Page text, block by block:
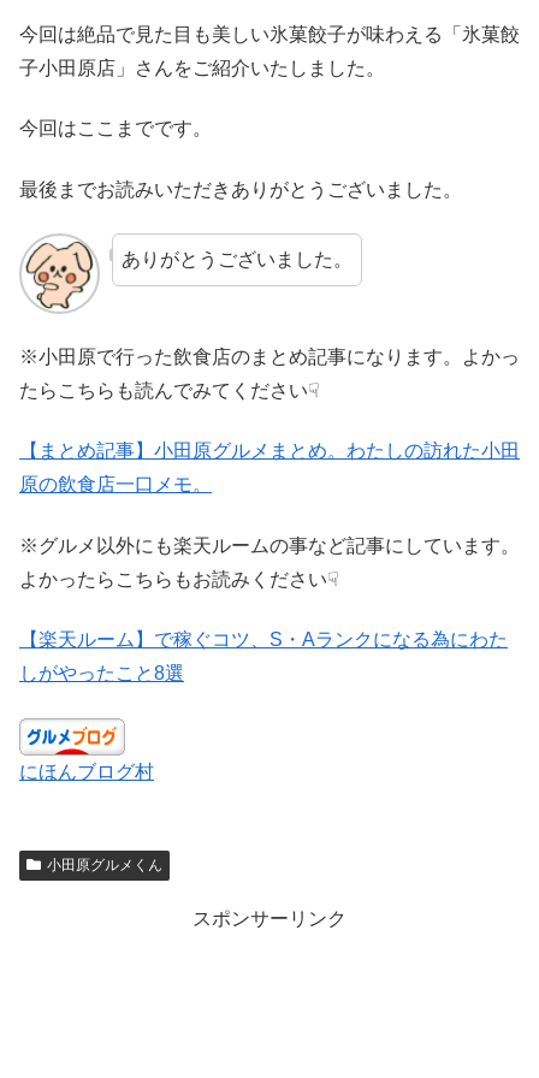
今回は絶品で見た目も美しい氷菓餃子が味わえる「氷菓餃
子小田原店」さんをご紹介いたしました。
今回はここまでです。
最後までお読みいただきありがとうございました。
ありがとうございました。
※小田原で行った飲食店のまとめ記事になります。よかっ
たらこちらも読んでみてください☟
【まとめ記事】小田原グルメまとめ。わたしの訪れた小田
原の飲食店一口メモ。
※グルメ以外にも楽天ルームの事など記事にしています。
よかったらこちらもお読みください☟
【楽天ルーム】で稼ぐコツ、S・Aランクになる為にわた
しがやったこと8選
にほんブログ村
小田原グルメくん
スポンサーリンク